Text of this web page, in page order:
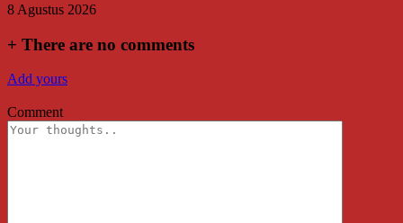
8 Agustus 2026
+ There are no comments
Add yours
Comment